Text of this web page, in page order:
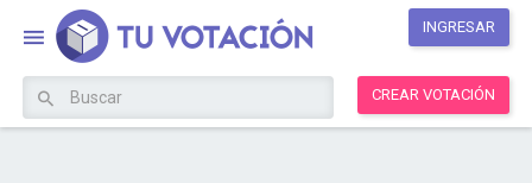
INGRESAR
CREAR VOTACIÓN